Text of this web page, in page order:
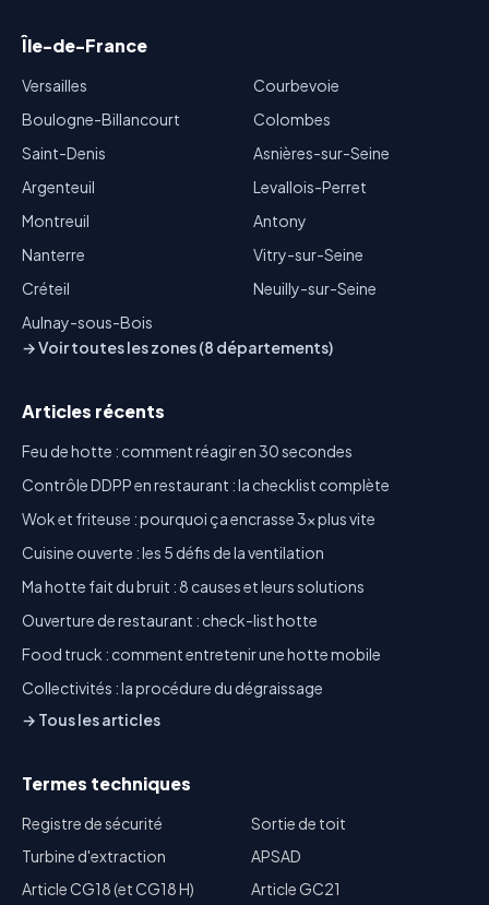
Île-de-France
Versailles
Boulogne-Billancourt
Saint-Denis
Argenteuil
Montreuil
Nanterre
Créteil
Aulnay-sous-Bois
Courbevoie
Colombes
Asnières-sur-Seine
Levallois-Perret
Antony
Vitry-sur-Seine
Neuilly-sur-Seine
→ Voir toutes les zones (8 départements)
Articles récents
Feu de hotte : comment réagir en 30 secondes
Contrôle DDPP en restaurant : la checklist complète
Wok et friteuse : pourquoi ça encrasse 3x plus vite
Cuisine ouverte : les 5 défis de la ventilation
Ma hotte fait du bruit : 8 causes et leurs solutions
Ouverture de restaurant : check-list hotte
Food truck : comment entretenir une hotte mobile
Collectivités : la procédure du dégraissage
→ Tous les articles
Termes techniques
Registre de sécurité
Sortie de toit
Turbine d'extraction
APSAD
Article CG18 (et CG18 H)
Article GC21